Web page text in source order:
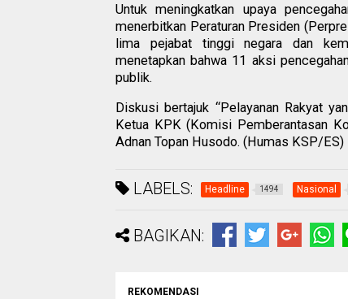
Untuk meningkatkan upaya
menerbitkan Peraturan Presiden
lima pejabat tinggi negara dan
menetapkan bahwa 11 aksi
publik.
Diskusi bertajuk “Pelayanan Rakyat
Ketua KPK (Komisi Pemberantasan
Adnan Topan Husodo. (Humas KSP/ES)
LABELS: Headline 1494 Nasional
BAGIKAN:
REKOMENDASI